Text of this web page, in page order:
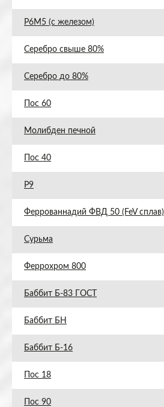
Р6М5 (с железом)
Серебро свыше 80%
Серебро до 80%
Пос 60
Молибден печной
Пос 40
Р9
Феррованнадий ФВД 50 (FeV сплав)
Сурьма
Феррохром 800
Баббит Б-83 ГОСТ
Баббит БН
Баббит Б-16
Пос 18
Пос 90